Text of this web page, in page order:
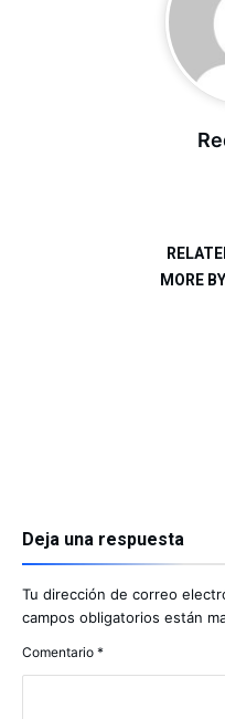
MORE
Deja una respuesta
Tu dirección de correo
campos obligatorios están
Comentario *